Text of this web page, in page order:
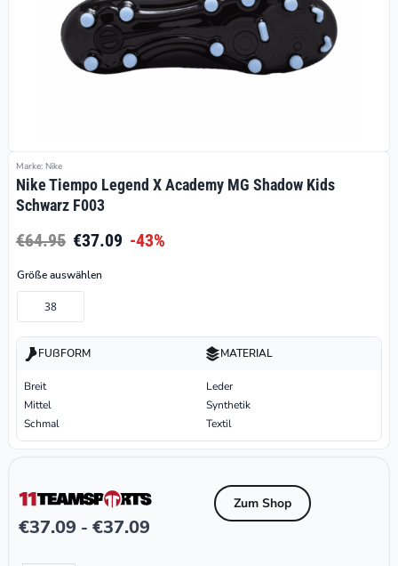
Marke: Nike
Nike Tiempo Legend X Academy MG Shadow Kids
Schwarz F003
€64.95 €37.09 -43%
Größe auswählen
38
FUßFORM
Breit
Mittel
Schmal
MATERIAL
Leder
Synthetik
Textil
€37.09 - €37.09
Zum Shop